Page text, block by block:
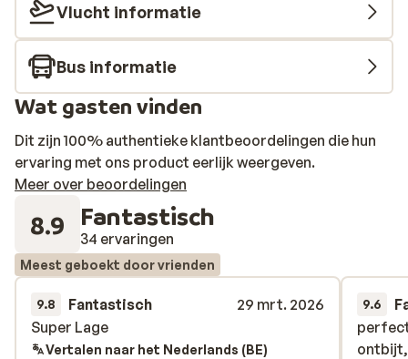
Vlucht informatie
Bus informatie
Wat gasten vinden
Dit zijn 100% authentieke klantbeoordelingen die hun
ervaring met ons product eerlijk weergeven.
Meer over beoordelingen
8.9 Fantastisch
34 ervaringen
Meest geboekt door vrienden
9.8 Fantastisch
29 mrt. 2026
Super Lage
Super Lage
Vertalen naar het Nederlands (BE)
9.6
ontbijt,
ontbijt,